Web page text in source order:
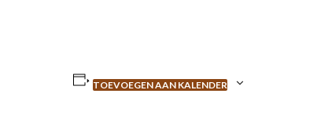
TOEVOEGEN AAN KALENDER